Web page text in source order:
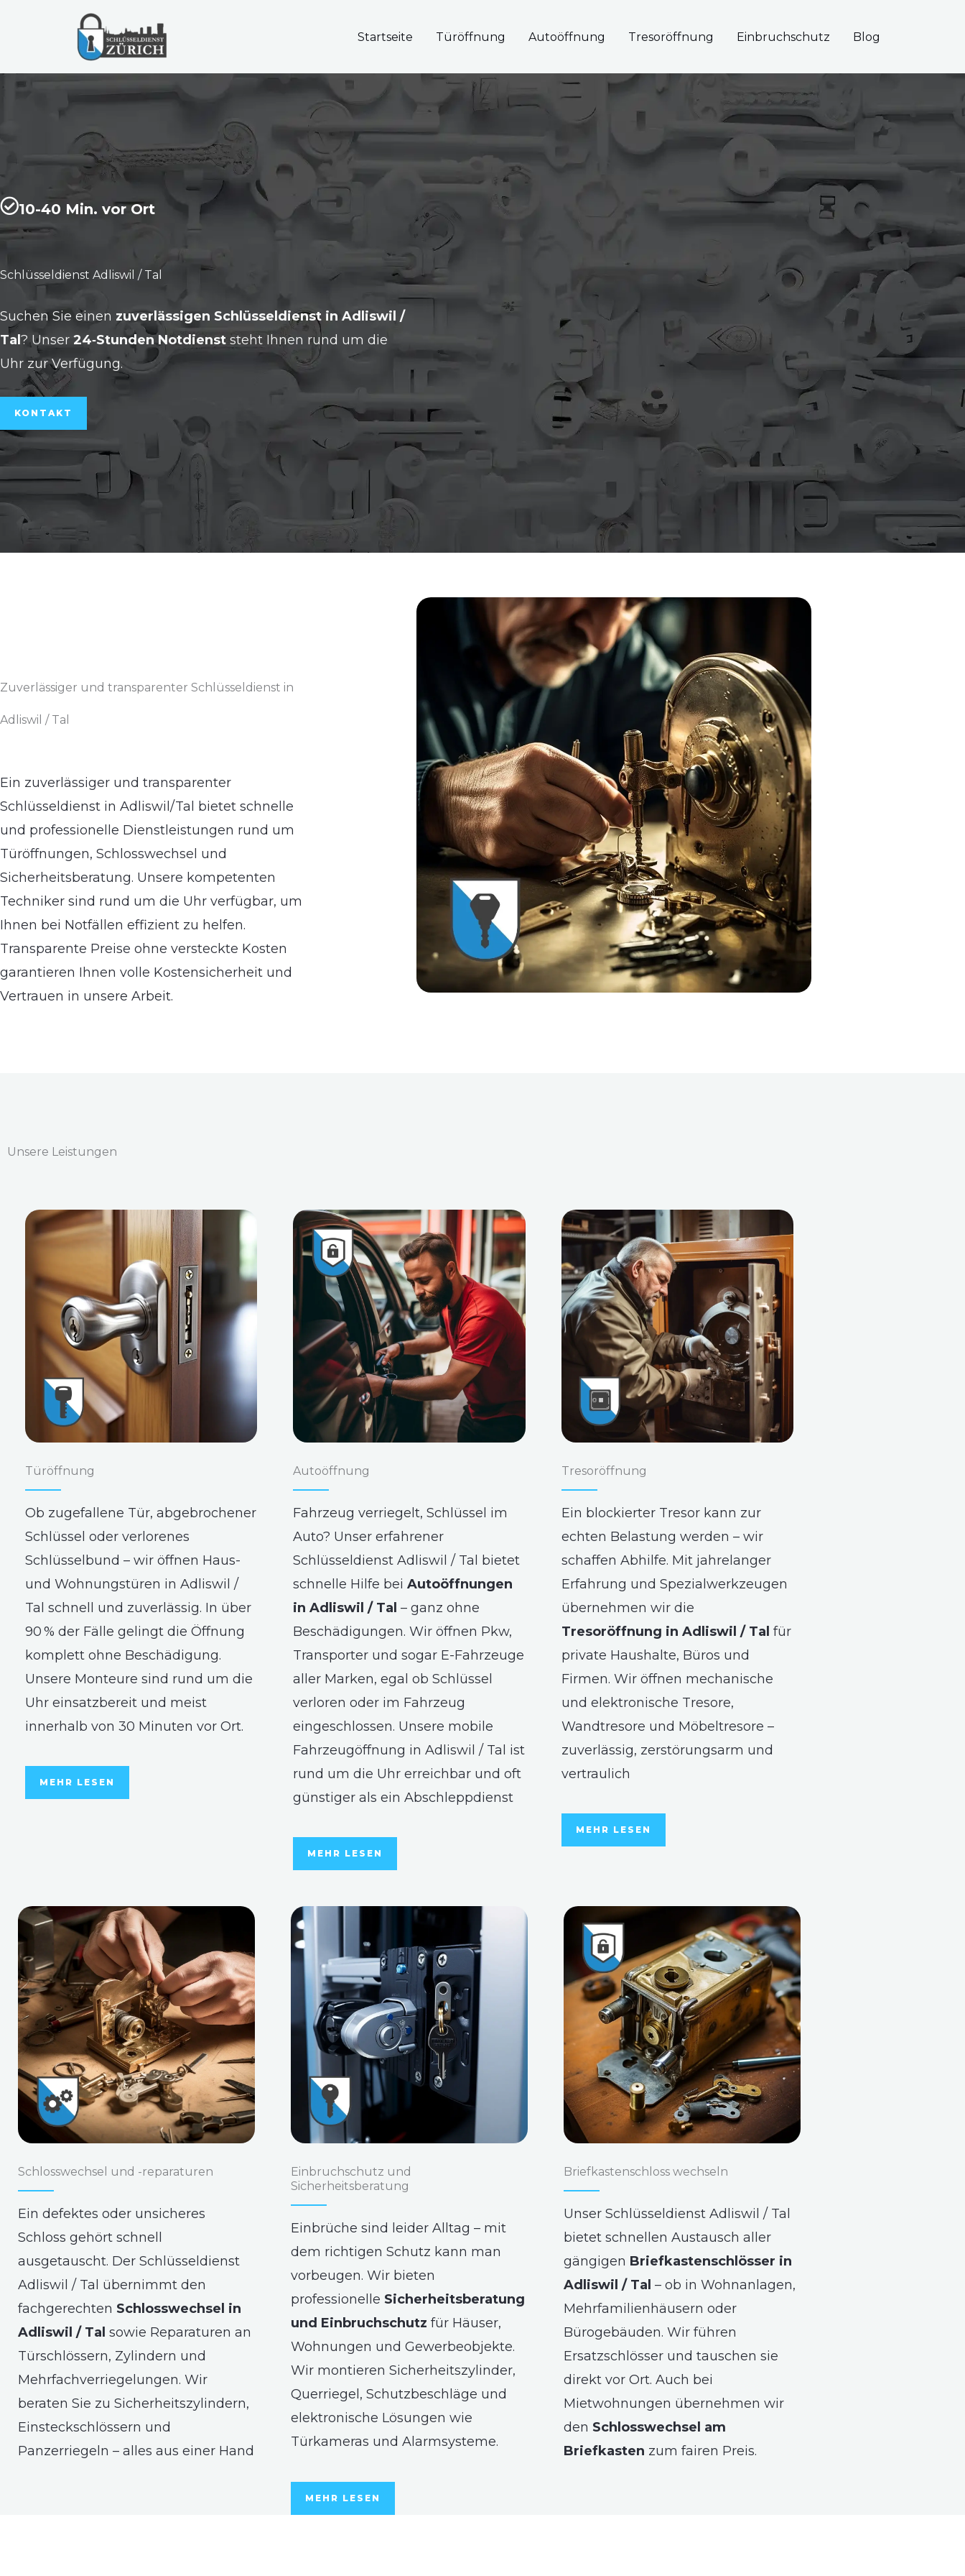
Startseite Türöffnung Autoöffnung Tresoröffnung Einbruchschutz Blog
10-40 Min. vor Ort
Schlüsseldienst Adliswil / Tal
Suchen Sie einen zuverlässigen Schlüsseldienst in Adliswil /
Tal ? Unser 24‑Stunden Notdienst steht Ihnen rund um die
Uhr zur Verfügung.
KONTAKT
Zuverlässiger und transparenter Schlüsseldienst in
Adliswil / Tal
Ein zuverlässiger und transparenter
Schlüsseldienst in Adliswil/Tal bietet schnelle
und professionelle Dienstleistungen rund um
Türöffnungen, Schlosswechsel und
Sicherheitsberatung. Unsere kompetenten
Techniker sind rund um die Uhr verfügbar, um
Ihnen bei Notfällen effizient zu helfen.
Transparente Preise ohne versteckte Kosten
garantieren Ihnen volle Kostensicherheit und
Vertrauen in unsere Arbeit.
Unsere Leistungen
Türöffnung
Ob zugefallene Tür, abgebrochener
Schlüssel oder verlorenes
Schlüsselbund – wir öffnen Haus-
und Wohnungstüren in Adliswil /
Tal schnell und zuverlässig. In über
90 % der Fälle gelingt die Öffnung
komplett ohne Beschädigung.
Unsere Monteure sind rund um die
Uhr einsatzbereit und meist
innerhalb von 30 Minuten vor Ort.
MEHR LESEN
Autoöffnung
Fahrzeug verriegelt, Schlüssel im
Auto? Unser erfahrener
Schlüsseldienst Adliswil / Tal bietet
schnelle Hilfe beiAutoöffnungen
in Adliswil / Tal – ganz ohne
Beschädigungen. Wir öffnen Pkw,
Transporter und sogar E-Fahrzeuge
aller Marken, egal ob Schlüssel
verloren oder im Fahrzeug
eingeschlossen. Unsere mobile
Fahrzeugöffnung in Adliswil / Tal ist
rund um die Uhr erreichbar und oft
günstiger als ein Abschleppdienst
MEHR LESEN
Tresoröffnung
Ein blockierter Tresor kann zur
echten Belastung werden – wir
schaffen Abhilfe. Mit jahrelanger
Erfahrung und Spezialwerkzeugen
übernehmen wir die
Tresoröffnung in Adliswil / Tal für
private Haushalte, Büros und
Firmen. Wir öffnen mechanische
und elektronische Tresore,
Wandtresore und Möbeltresore –
zuverlässig, zerstörungsarm und
vertraulich
MEHR LESEN
Schlosswechsel und -reparaturen
Ein defektes oder unsicheres
Schloss gehört schnell
ausgetauscht. Der Schlüsseldienst
Adliswil / Tal übernimmt den
fachgerechten Schlosswechsel in
Adliswil / Tal sowie Reparaturen an
Türschlössern, Zylindern und
Mehrfachverriegelungen. Wir
beraten Sie zu Sicherheitszylindern,
Einsteckschlössern und
Panzerriegeln – alles aus einer Hand
Einbruchschutz und
Sicherheitsberatung
Einbrüche sind leider Alltag – mit
dem richtigen Schutz kann man
vorbeugen. Wir bieten
professionelle Sicherheitsberatung
und Einbruchschutz für Häuser,
Wohnungen und Gewerbeobjekte.
Wir montieren Sicherheitszylinder,
Querriegel, Schutzbeschläge und
elektronische Lösungen wie
Türkameras und Alarmsysteme.
MEHR LESEN
Briefkastenschloss wechseln
Unser Schlüsseldienst Adliswil / Tal
bietet schnellen Austausch aller
gängigen Briefkastenschlösser in
Adliswil / Tal – ob in Wohnanlagen,
Mehrfamilienhäusern oder
Bürogebäuden. Wir führen
Ersatzschlösser und tauschen sie
direkt vor Ort. Auch bei
Mietwohnungen übernehmen wir
den Schlosswechsel am
Briefkasten zum fairen Preis.